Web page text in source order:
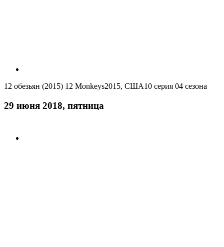
12 обезьян (2015) 12 Monkeys2015, США10 серия 04 сезона
29 июня 2018, пятница